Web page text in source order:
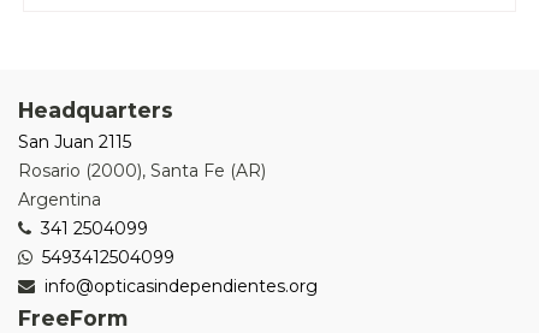
Headquarters
San Juan 2115
Rosario (2000), Santa Fe (AR)
Argentina
341 2504099
5493412504099
info@opticasindependientes.org
FreeForm